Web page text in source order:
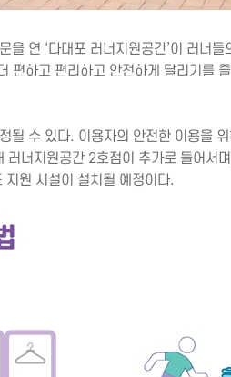
연 ‘다대포 러너지원공간’이 러너들
편하고 편리하고 안전하게 달리기를
될 수 있다. 이용자의 안전한 이용을
너지원공간 2호점이 추가로 들어서
원 시설이 설치될 예정이다.